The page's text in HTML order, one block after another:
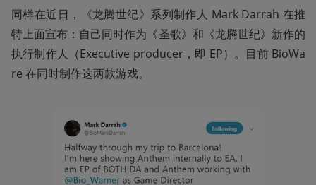
同样在近日，《龙腾世纪》系列制作人 Mark Darrah 在推
特上面宣布：自己同时作为《圣歌》和《龙腾世纪》新作的
执行制作人（Executive producer，即 EP）。目前 BioWa
re 在同时制作这两款游戏。